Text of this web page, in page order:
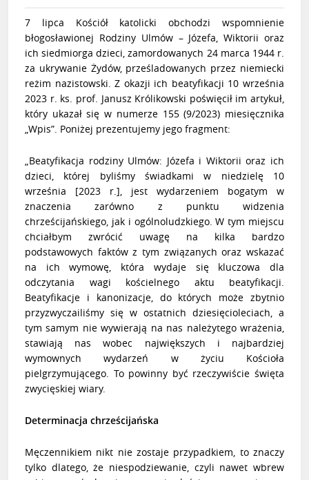
7 lipca Kościół katolicki obchodzi wspomnienie
błogosławionej Rodziny Ulmów – Józefa, Wiktorii oraz
ich siedmiorga dzieci, zamordowanych 24 marca 1944 r.
za ukrywanie Żydów, prześladowanych przez niemiecki
reżim nazistowski. Z okazji ich beatyfikacji 10 września
2023 r. ks. prof. Janusz Królikowski poświęcił im artykuł,
który ukazał się w numerze 155 (9/2023) miesięcznika
„Wpis”. Poniżej prezentujemy jego fragment:
„Beatyfikacja rodziny Ulmów: Józefa i Wiktorii oraz ich
dzieci, której byliśmy świadkami w niedzielę 10
września [2023 r.], jest wydarzeniem bogatym w
znaczenia zarówno z punktu widzenia
chrześcijańskiego, jak i ogólnoludzkiego. W tym miejscu
chciałbym zwrócić uwagę na kilka bardzo
podstawowych faktów z tym związanych oraz wskazać
na ich wymowę, która wydaje się kluczowa dla
odczytania wagi kościelnego aktu beatyfikacji.
Beatyfikacje i kanonizacje, do których może zbytnio
przyzwyczailiśmy się w ostatnich dziesięcioleciach, a
tym samym nie wywierają na nas należytego wrażenia,
stawiają nas wobec największych i najbardziej
wymownych wydarzeń w życiu Kościoła
pielgrzymującego. To powinny być rzeczywiście święta
zwycięskiej wiary.
Determinacja chrześcijańska
Męczennikiem nikt nie zostaje przypadkiem, to znaczy
tylko dlatego, że niespodziewanie, czyli nawet wbrew